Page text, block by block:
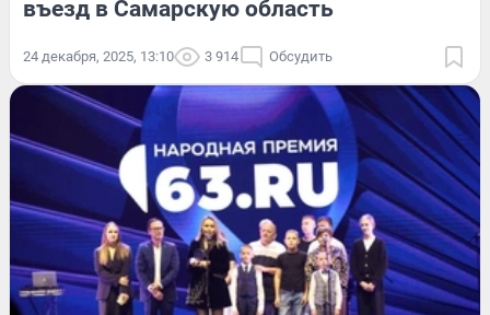
въезд в Самарскую область
24 декабря, 2025, 13:10 3 914 Обсудить